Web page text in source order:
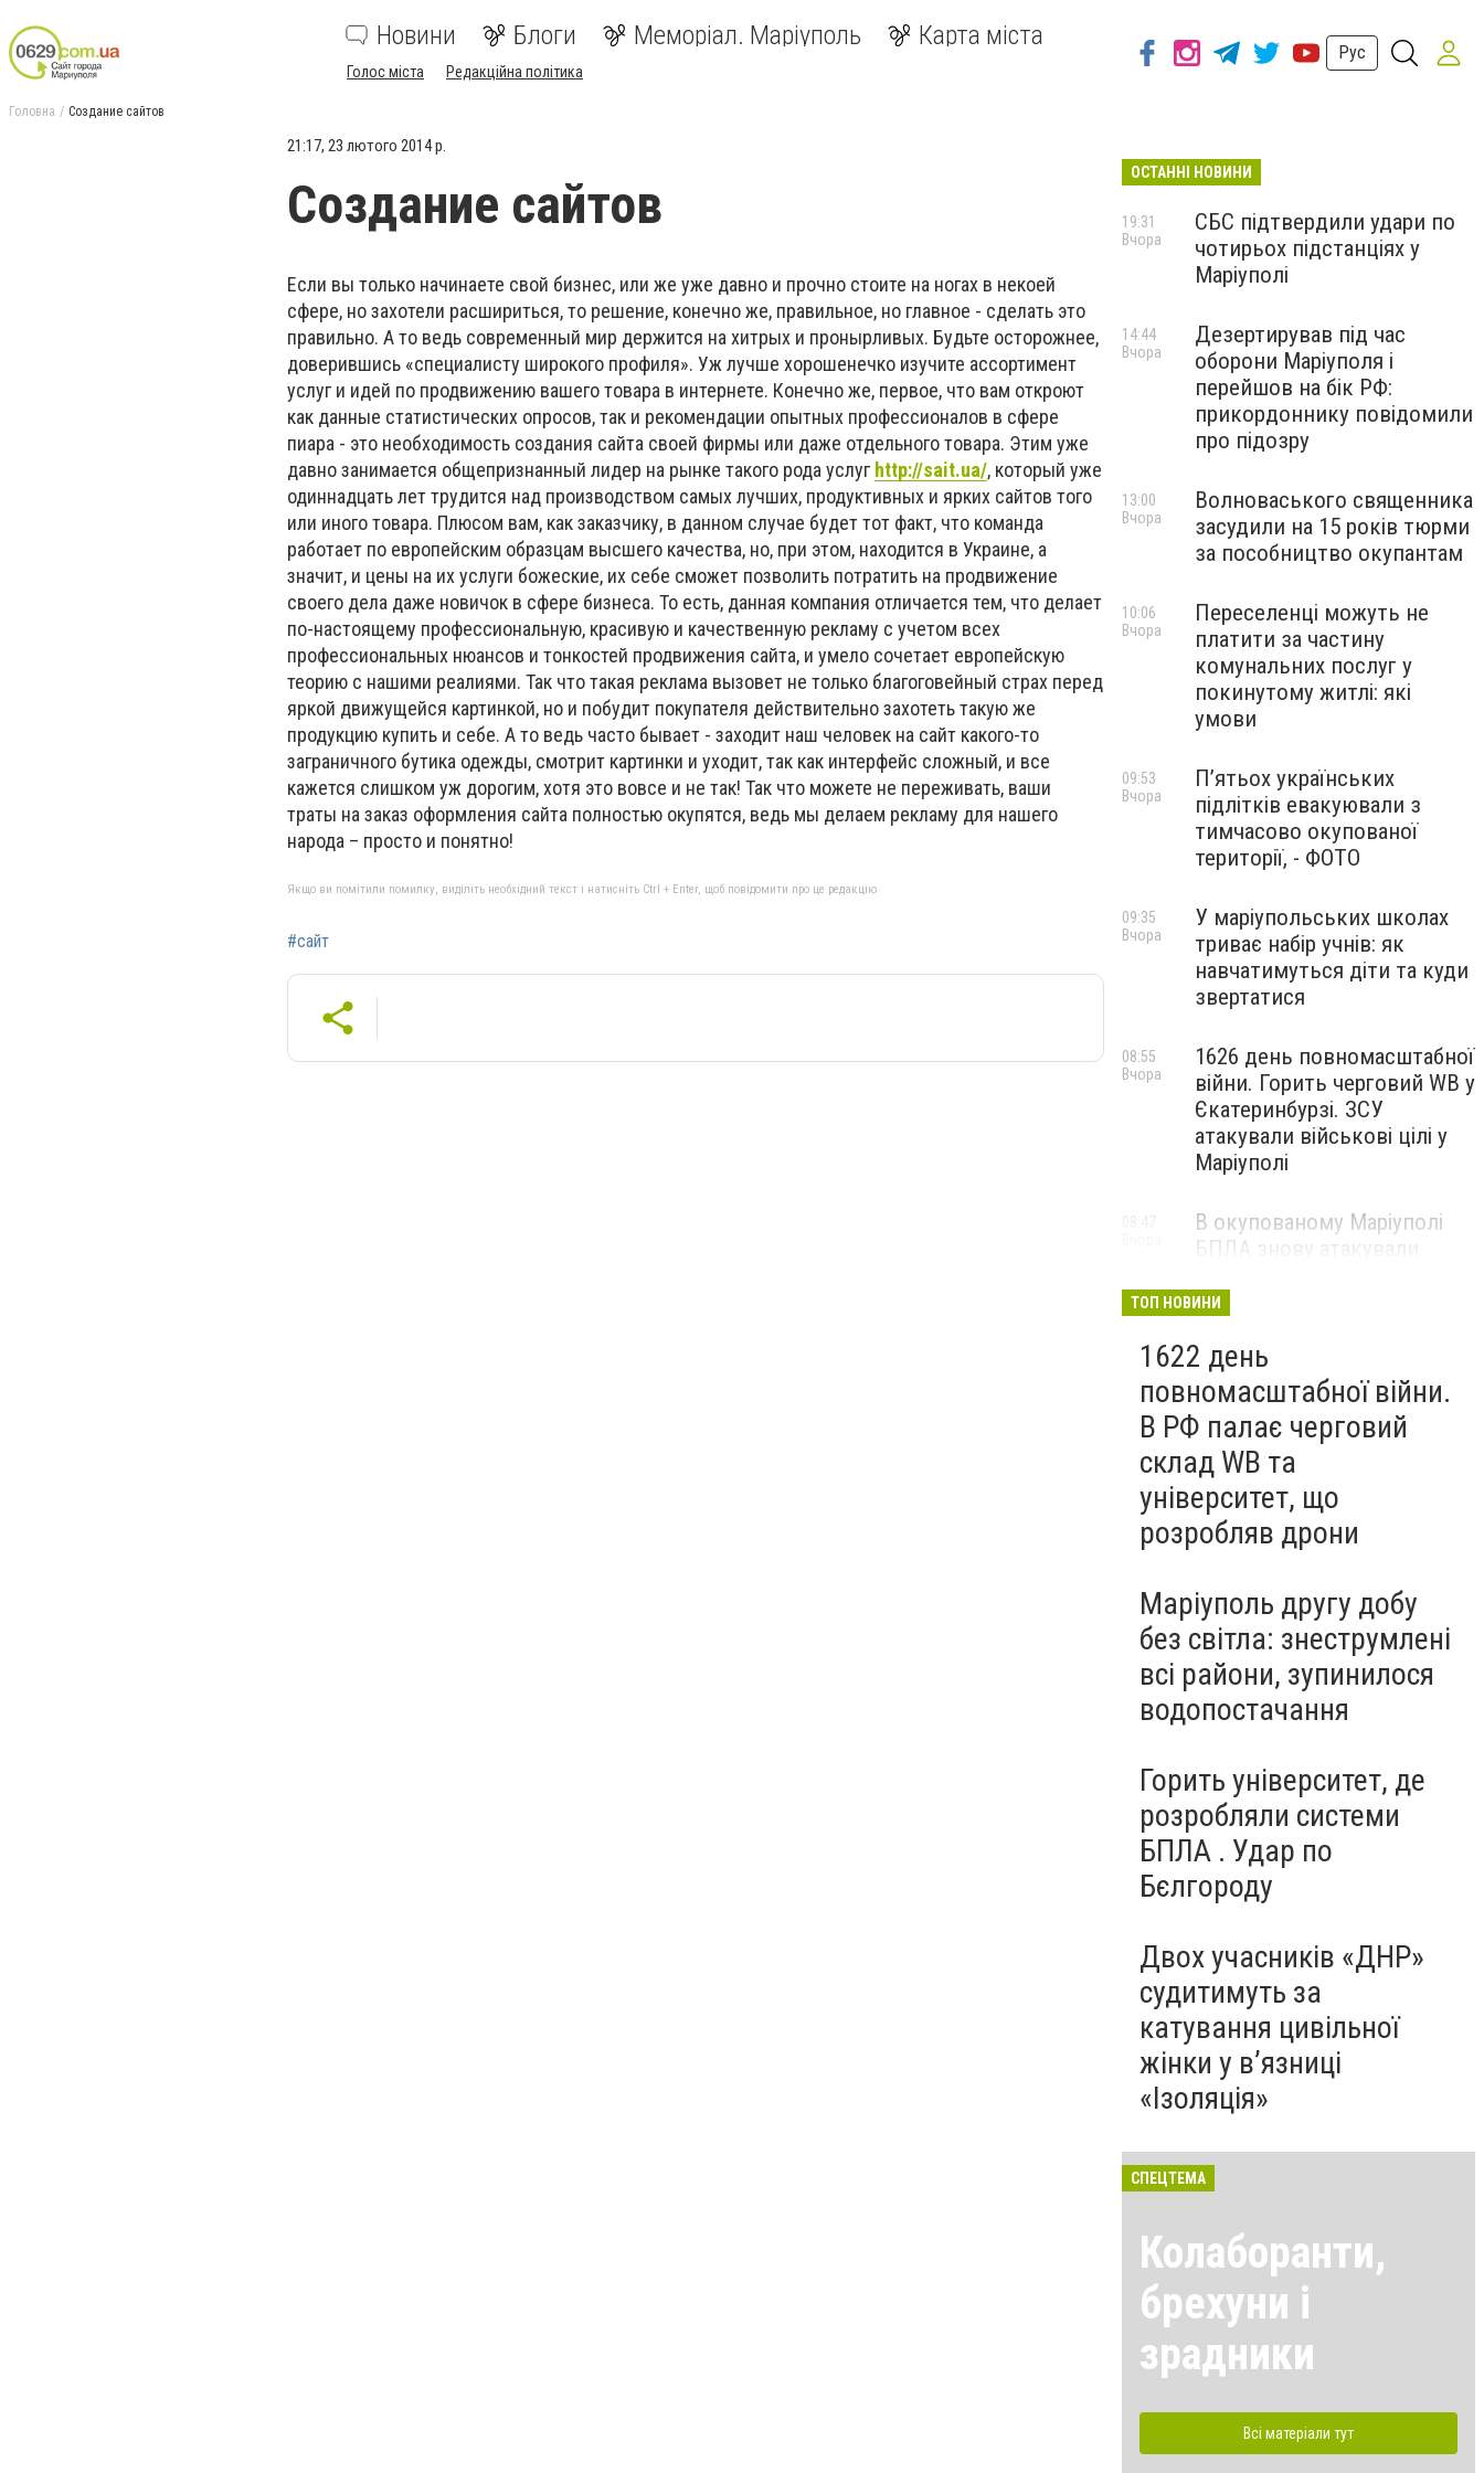
Новини Блоги Меморіал. Маріуполь Карта міста
Голос міста Редакційна політика
Рус
Головна Создание сайтов
21:17, 23 лютого 2014 р.
Создание сайтов
Если вы только начинаете свой бизнес, или же уже давно и прочно стоите на ногах в некоей
сфере, но захотели расшириться, то решение, конечно же, правильное, но главное - сделать это
правильно. А то ведь современный мир держится на хитрых и пронырливых. Будьте осторожнее,
доверившись «специалисту широкого профиля». Уж лучше хорошенечко изучите ассортимент
услуг и идей по продвижению вашего товара в интернете. Конечно же, первое, что вам откроют
как данные статистических опросов, так и рекомендации опытных профессионалов в сфере
пиара - это необходимость создания сайта своей фирмы или даже отдельного товара. Этим уже
давно занимается общепризнанный лидер на рынке такого рода услуг http://sait.ua/, который уже
одиннадцать лет трудится над производством самых лучших, продуктивных и ярких сайтов того
или иного товара. Плюсом вам, как заказчику, в данном случае будет тот факт, что команда
работает по европейским образцам высшего качества, но, при этом, находится в Украине, а
значит, и цены на их услуги божеские, их себе сможет позволить потратить на продвижение
своего дела даже новичок в сфере бизнеса. То есть, данная компания отличается тем, что делает
по-настоящему профессиональную, красивую и качественную рекламу с учетом всех
профессиональных нюансов и тонкостей продвижения сайта, и умело сочетает европейскую
теорию с нашими реалиями. Так что такая реклама вызовет не только благоговейный страх перед
яркой движущейся картинкой, но и побудит покупателя действительно захотеть такую же
продукцию купить и себе. А то ведь часто бывает - заходит наш человек на сайт какого-то
заграничного бутика одежды, смотрит картинки и уходит, так как интерфейс сложный, и все
кажется слишком уж дорогим, хотя это вовсе и не так! Так что можете не переживать, ваши
траты на заказ оформления сайта полностью окупятся, ведь мы делаем рекламу для нашего
народа – просто и понятно!
Якщо ви помітили помилку, виділіть необхідний текст і натисніть Ctrl + Enter, щоб повідомити про це редакцію
#сайт
ОСТАННІ НОВИНИ
СБС підтвердили удари по
чотирьох підстанціях у
Маріуполі
19:31
Вчора
Дезертирував під час
оборони Маріуполя і
перейшов на бік РФ:
прикордоннику повідомили
про підозру
14:44
Вчора
Волноваського священника
засудили на 15 років тюрми
за пособництво окупантам
13:00
Вчора
Переселенці можуть не
платити за частину
комунальних послуг у
покинутому житлі: які
умови
10:06
Вчора
П’ятьох українських
підлітків евакуювали з
тимчасово окупованої
території, - ФОТО
09:53
Вчора
У маріупольських школах
триває набір учнів: як
навчатимуться діти та куди
звертатися
09:35
Вчора
1626 день повномасштабної
війни. Горить черговий WB у
Єкатеринбурзі. ЗСУ
атакували військові цілі у
Маріуполі
08:55
Вчора
В окупованому Маріуполі
БПЛА знову атакували
— ВІДЕО
ТОП НОВИНИ
1622 день
повномасштабної війни.
В РФ палає черговий
склад WB та
університет, що
розробляв дрони
Маріуполь другу добу
без світла: знеструмлені
всі райони, зупинилося
водопостачання
Горить університет, де
розробляли системи
БПЛА . Удар по
Бєлгороду
Двох учасників «ДНР»
судитимуть за
катування цивільної
жінки у в’язниці
«Ізоляція»
СПЕЦТЕМА
Колаборанти,
брехуни і
зрадники
Всі матеріали тут